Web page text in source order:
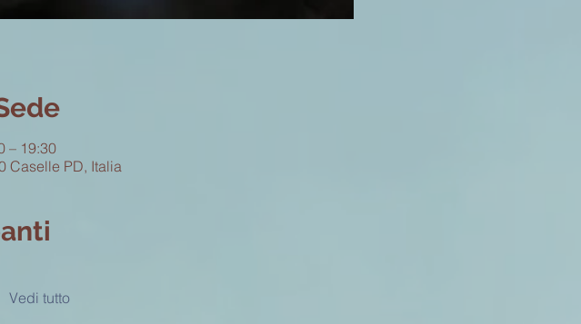
– 19:30
Caselle PD, Italia
Vedi tutto